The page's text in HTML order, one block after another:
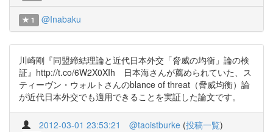
1 @Inabaku
川崎剛『同盟締結理論と近代日本外交「脅威の均衡」論の検
証』http://t.co/6W2X0XIh 日本海さんが薦められていた、ス
ティーヴン・ウォルトさんのblance of threat（脅威均衡）論
が近代日本外交でも適用できることを実証した論文です。
2012-03-01 23:53:21 @taoistburke (投稿一覧)